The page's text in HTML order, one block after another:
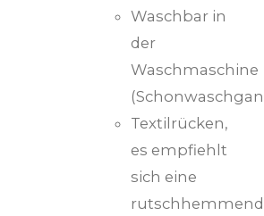
Waschbar in
der
Waschmaschine
Textilrücken,
es empfiehlt
sich eine